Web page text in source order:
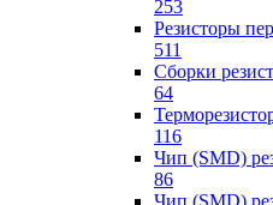
253
Резисторы
511
Сборки
64
116
Чип (SMD)
86
Чип (SMD)